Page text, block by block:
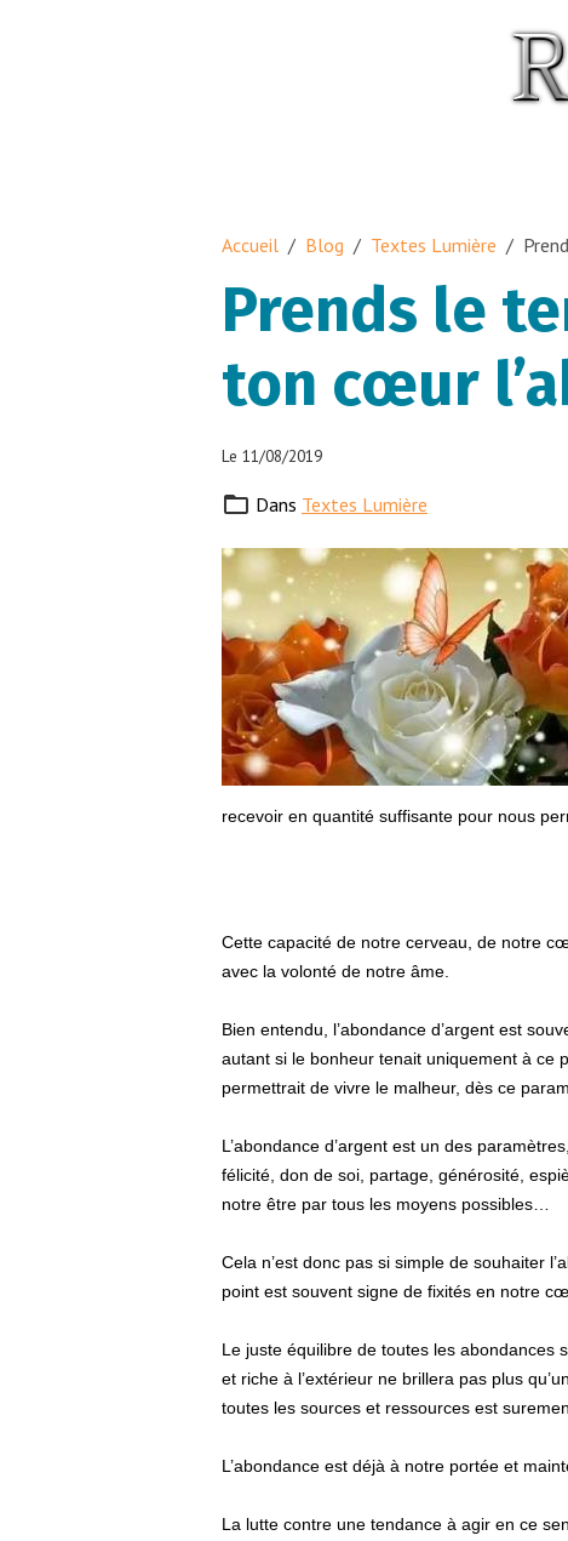
Accueil Blog Textes Lumière
Prends le
ton cœur
Le 11/08/2019
Dans Textes Lumière
recevoir en quantité suffisante pour nous
Cette capacité de notre cerveau, de notre
avec la volonté de notre âme.
Bien entendu, l’abondance d’argent est
autant si le bonheur tenait uniquement à ce
permettrait de vivre le malheur, dès ce
L’abondance d’argent est un des
félicité, don de soi, partage, générosité,
notre être par tous les moyens possibles…
Cela n’est donc pas si simple de souhaiter
point est souvent signe de fixités en notre
Le juste équilibre de toutes les
et riche à l’extérieur ne brillera pas plus
toutes les sources et ressources est
L’abondance est déjà à notre portée et
La lutte contre une tendance à agir en ce